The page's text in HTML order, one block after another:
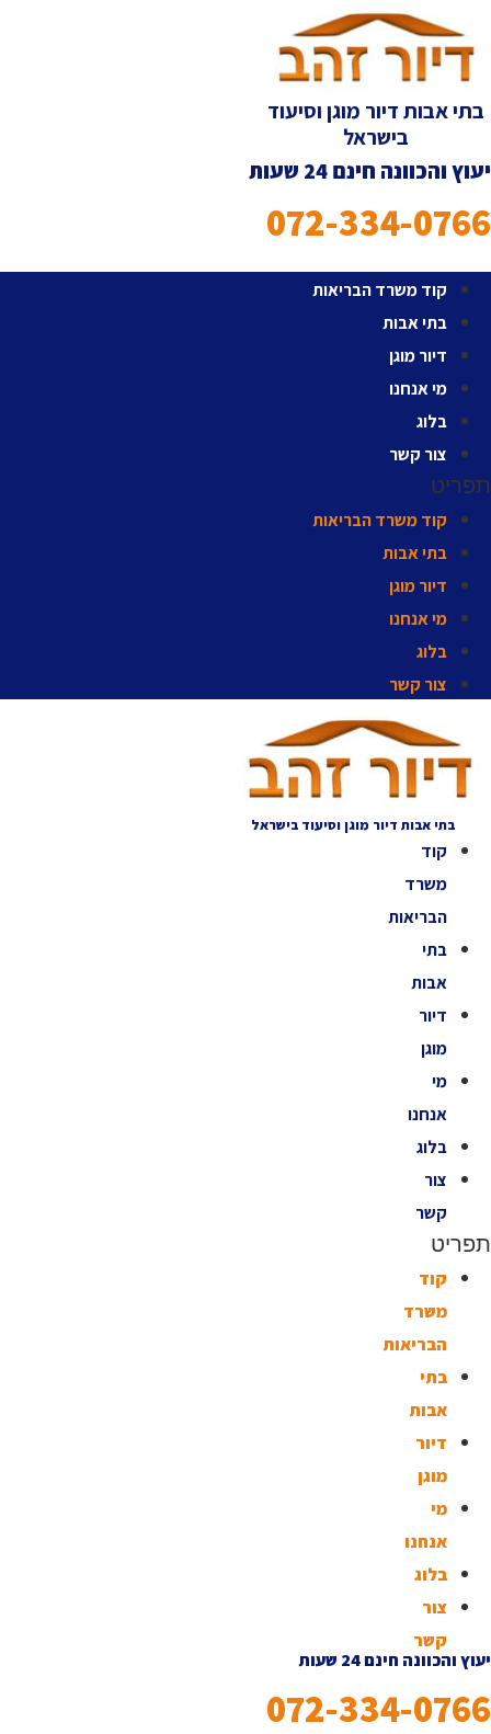
לתוכן
בתי אבות דיור מוגן וסיעוד
בישראל
יעוץ והכוונה חינם 24 שעות
072-334-0766
קוד משרד הבריאות
בתי אבות
דיור מוגן
מי אנחנו
בלוג
צור קשר
תפריט
קוד משרד הבריאות
בתי אבות
דיור מוגן
מי אנחנו
בלוג
צור קשר
בתי אבות דיור מוגן וסיעוד בישראל
קוד
משרד
הבריאות
בתי
אבות
דיור
מוגן
מי
אנחנו
בלוג
צור
קשר
תפריט
קוד
משרד
הבריאות
בתי
אבות
דיור
מוגן
מי
אנחנו
בלוג
צור
קשר
יעוץ והכוונה חינם 24 שעות
072-334-0766